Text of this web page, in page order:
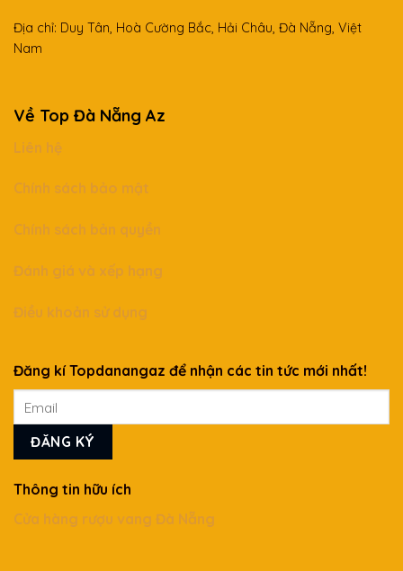
Địa chỉ: Duy Tân, Hoà Cường Bắc, Hải Châu, Đà Nẵng, Việt
Nam
Về Top Đà Nẵng Az
Liên hệ
Chính sách bảo mật
Chính sách bản quyền
Đánh giá và xếp hạng
Điều khoản sử dụng
Đăng kí Topdanangaz để nhận các tin tức mới nhất!
Thông tin hữu ích
Cửa hàng rượu vang Đà Nẵng